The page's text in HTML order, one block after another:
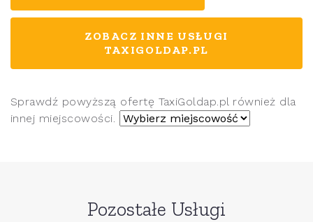
ZOBACZ INNE USŁUGI
TAXIGOLDAP.PL
Sprawdź powyższą ofertę TaxiGoldap.pl również dla
innej miejscowości.
Pozostałe Usługi